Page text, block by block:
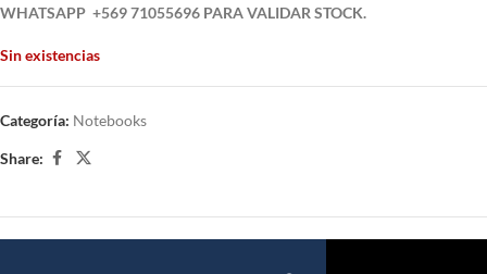
WHATSAPP +569 71055696 PARA VALIDAR STOCK.
Sin existencias
Categoría: Notebooks
Share: